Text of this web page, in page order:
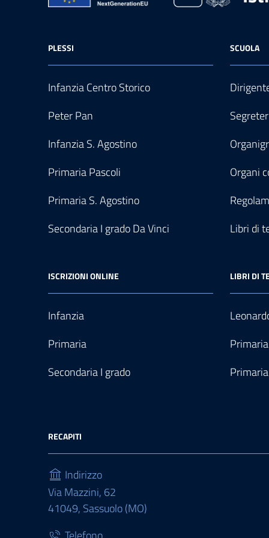
PLESSI
Infanzia Centro Storico
Peter Pan
Infanzia S. Agostino
Primaria Pascoli
Primaria S. Agostino
Secondaria I grado Da Vinci
SCUOLA
Organi
Libri di
ISCRIZIONI ONLINE
Infanzia
Primaria
Secondaria I grado
LIBRI DI
RECAPITI
Indirizzo
Via Mazzini, 62
41049, Sassuolo (MO)